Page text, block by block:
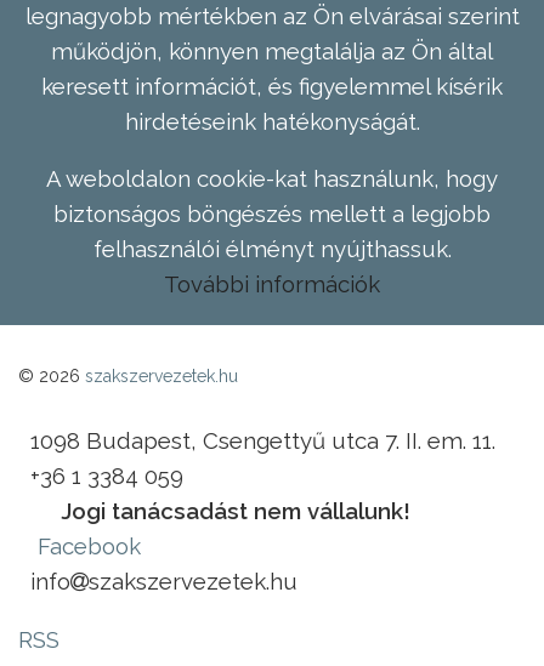
legnagyobb mértékben az Ön elvárásai szerint
működjön, könnyen megtalálja az Ön által
keresett információt, és figyelemmel kísérik
hirdetéseink hatékonyságát.
A weboldalon cookie-kat használunk, hogy
biztonságos böngészés mellett a legjobb
felhasználói élményt nyújthassuk.
További információk
© 2026 szakszervezetek.hu
1098 Budapest, Csengettyű utca 7. II. em. 11.
+36 1 3384 059
Jogi tanácsadást nem vállalunk!
Facebook
info
szakszervezetek.hu
RSS